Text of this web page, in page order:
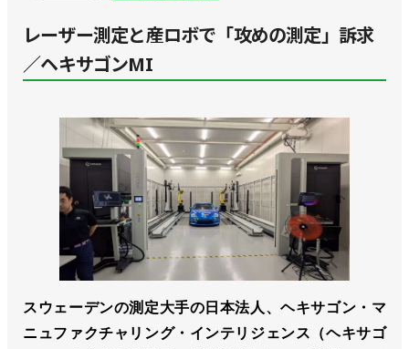
レーザー測定と産ロボで「攻めの測定」訴求
／ヘキサゴンMI
スウェーデンの測定大手の日本法人、ヘキサゴン・マ
ニュファクチャリング・インテリジェンス（ヘキサゴ